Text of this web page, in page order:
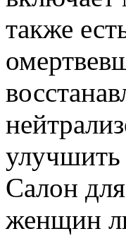
также
улучшить
Салон
женщин